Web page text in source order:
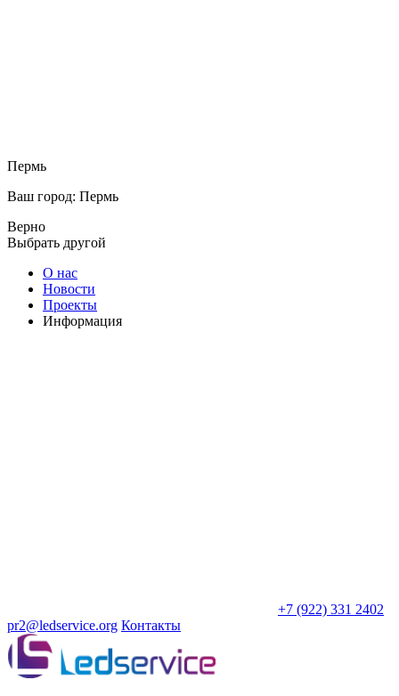
Пермь
Ваш город: Пермь
Верно
Выбрать другой
О нас
Новости
Проекты
Информация
+7 (922) 331 2402
pr2@ledservice.org Контакты